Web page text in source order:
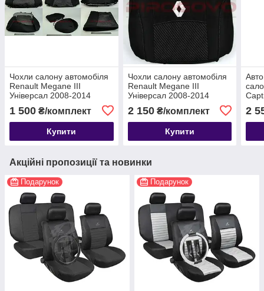
Чохли салону автомобіля
Renault Megane III
Універсал 2008-2014
1 500 ₴/комплект
Купити
Чохли салону автомобіля
Renault Megane III
Універсал 2008-2014
2 150₴/комплект
Купити
2
Акційні пропозиції та новинки
Подарунок Подарунок